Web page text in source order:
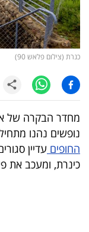
קריפטו
ויראלי
טלוויזיה
עסקי
ספורט
קריירה
ולימודים
כנרת (צילום פלאש 90)
מחדר הבקרה של
נופשים נהנו
החופים עדיין
כינרת, ומעכב את